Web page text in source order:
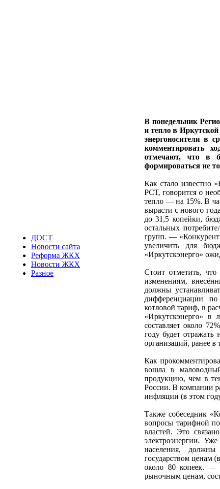
ДОСТ
Новости сайта
Реформа ЖКХ
Новости ЖКХ
Разное
В понедельник
и тепло в
энергоносители в
комментировать
отмечают, что в
формироваться не
Как стало известно
РСТ, говорится о
тепло — на 15%. В
вырасти с нового
до 31,5 копейки,
остальных
групп. —
увеличить для
«Иркутскэнерго»
Стоит отметить, что
изменениям,
должны
дифференциации
котловой тариф, в
«Иркутскэнерго» в
составляет около
году будет
организаций, ранее
Как
вошла в
продукцию, чем в
России. В компании
инфляции (в этом
Также собеседник
вопросы тарифной
властей. Это
электроэнергии.
населения,
государством ценам
около 80 копеек. —
рыночным ценам,